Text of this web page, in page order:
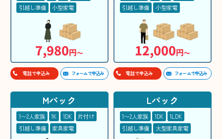
引越し準備
小型家電
7,980円〜
電話で申込み フォームで申込み
引越し準備
小型家電
12,000円〜
電話で申込み フォームで申込み
Mパック
1〜2人家族 1K 1DK
片付け
引越し準備
家具家電
Lパック
1〜2人家族 1DK
1LDK
引越し準備
大型家具家電